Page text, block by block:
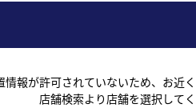
情報が許可されていないため、お近
店舗検索より店舗を選択してく